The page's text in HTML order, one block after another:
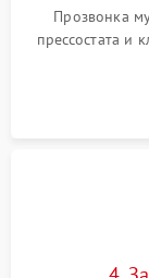
Прозвонка
прессостата и